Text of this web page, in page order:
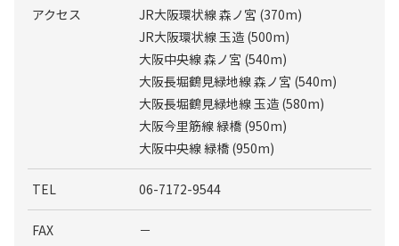
アクセス
JR大阪環状線 森ノ宮 (370m)
JR大阪環状線 玉造 (500m)
大阪中央線 森ノ宮 (540m)
大阪長堀鶴見緑地線 森ノ宮 (540m)
大阪長堀鶴見緑地線 玉造 (580m)
大阪今里筋線 緑橋 (950m)
大阪中央線 緑橋 (950m)
TEL 06-7172-9544
FAX －